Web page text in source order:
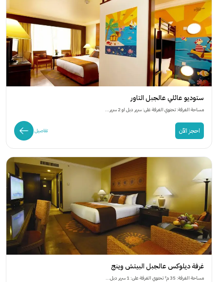
ستوديو عائلي عالجبل التاور
مساحة الغرفة: تحتوي الغرفة على: سرير دبل او 2 سرير...
احجز الآن تفاصيل
غرفة ديلوكس عالجبل البيتش وينج
مساحة الغرفة: 35 م² تحتوي الغرفة على: 1 سرير دبل...